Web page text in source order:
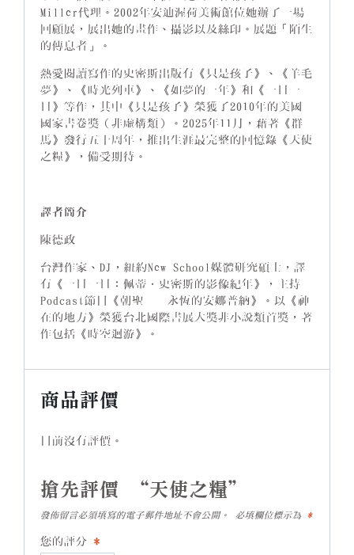
Miller代理。2002年安迪渥荷美術館位她辦了一場
回顧展，展出她的畫作、攝影以及絲印。展題「陌生
的傳息者」。
熱愛閱讀寫作的史密斯出版有《只是孩子》、《羊毛
夢》、《時光列車》、《如夢的一年》和《一日一
日》等作，其中《只是孩子》榮獲了2010年的美國
國家書卷獎（非虛構類）。2025年11月，藉著《群
馬》發行五十周年，推出生涯最完整的回憶錄《天使
之糧》，備受期待。
譯者簡介
陳德政
台灣作家、DJ，紐約New School媒體研究碩士，譯
有《一日一日：佩蒂．史密斯的影像紀年》，主持
Podcast節目《朝聖──永恆的安娜普納》。以《神
在的地方》榮獲台北國際書展大獎非小說類首獎，著
作包括《時空迴游》。
商品評價
目前沒有評價。
搶先評價 “天使之糧”
發佈留言必須填寫的電子郵件地址不會公開。 必填欄位標示為 *
您的評分 *